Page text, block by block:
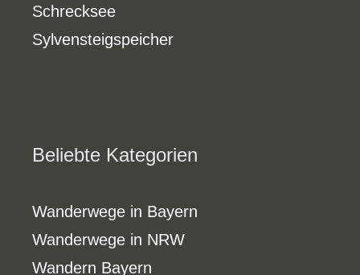
Schrecksee
Sylvensteigspeicher
Beliebte Kategorien
Wanderwege in Bayern
Wanderwege in NRW
Wandern Bayern